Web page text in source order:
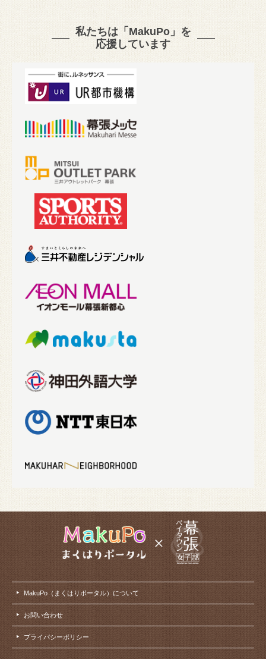
私たちは「MakuPo」を
応援しています
MakuPo（まくはりポータル）について
お問い合わせ
プライバシーポリシー